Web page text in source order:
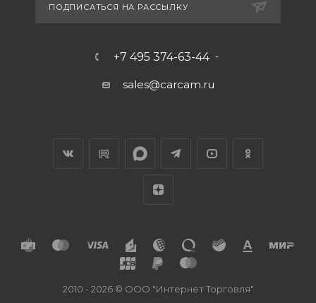
ПОДПИСАТЬСЯ НА РАССЫЛКУ
+7 495 374-63-44
sales@carcam.ru
2010 - 2026 © ООО "Интернет Торговля"